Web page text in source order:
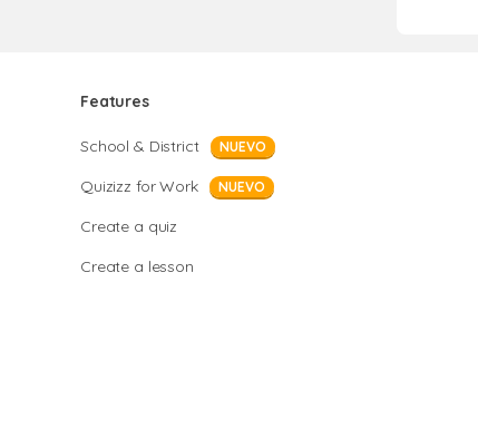
Features
School & District NUEVO
Quizizz for Work NUEVO
Create a quiz
Create a lesson